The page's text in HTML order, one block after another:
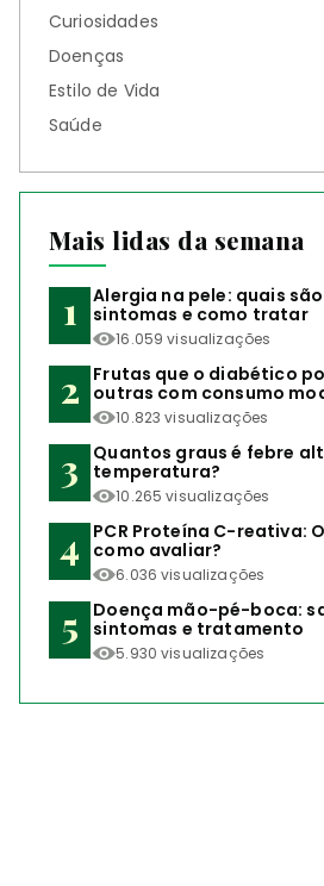
Curiosidades
Doenças
Estilo de Vida
Saúde
Mais lidas da semana
Alergia na pele: quais
sintomas e como tratar
16.059 visualizações
Frutas que o diabético
outras com consumo
10.823 visualizações
Quantos graus é febre
temperatura?
10.265 visualizações
PCR Proteína C-reativa:
como avaliar?
6.036 visualizações
Doença mão-pé-boca:
sintomas e tratamento
5.930 visualizações